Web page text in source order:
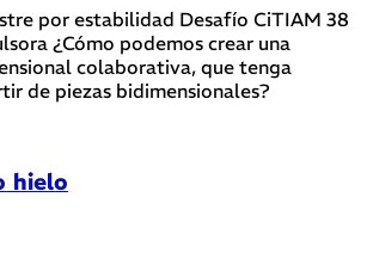
por estabilidad Desafío CiTIAM 38
¿Cómo podemos crear una
colaborativa, que tenga
de piezas bidimensionales?
hielo